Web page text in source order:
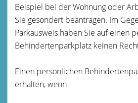
Beispiel bei der Wohnung oder
Sie gesondert beantragen. Im
Parkausweis haben Sie auf einen
Behindertenparkplatz keinen
Einen persönlichen
erhalten, wenn